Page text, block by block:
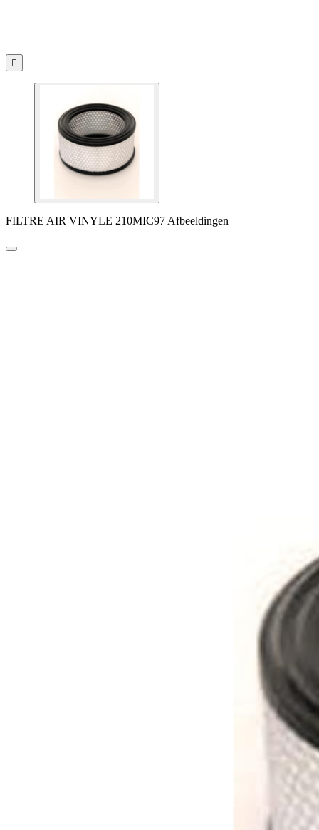

FILTRE AIR VINYLE 210MIC97 Afbeeldingen